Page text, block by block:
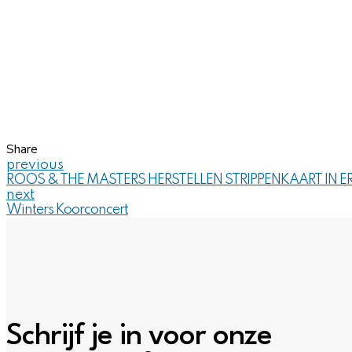
Share
previous
ROOS & THE MASTERS HERSTELLEN STRIPPENKAART IN
next
Winters Koorconcert
Schrijf je in voor onze